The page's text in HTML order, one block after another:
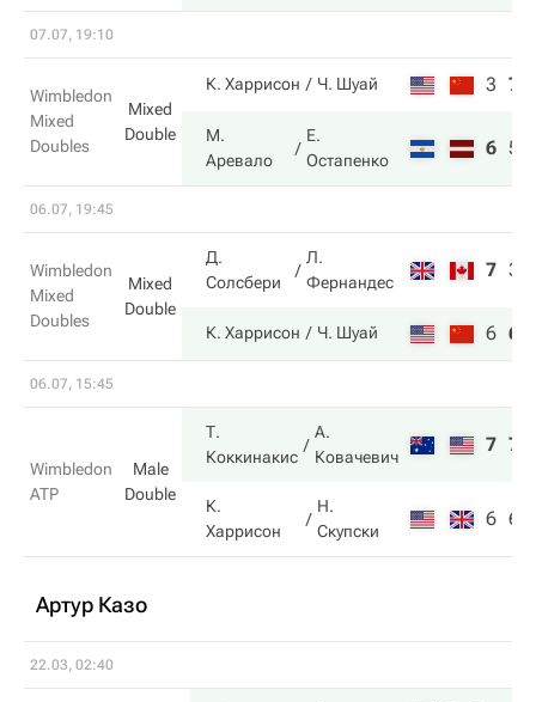
07.07, 19:10
Wimbledon
Mixed
Doubles
Mixed
Double
К. Харрисон Ч. Шуай 3 7
М.
Аревало
Е.
Остапенко
6 5
06.07, 19:45
Wimbledon
Mixed
Doubles
Mixed
Double
Д.
Солсбери
Л.
Фернандес
7 3
К. Харрисон Ч. Шуай 6 6
06.07, 15:45
Wimbledon
ATP
Male
Double
Т.
Коккинакис
А.
Ковачевич
7 7
К.
Харрисон
Н.
Скупски
6 6
Артур Казо
22.03, 02:40